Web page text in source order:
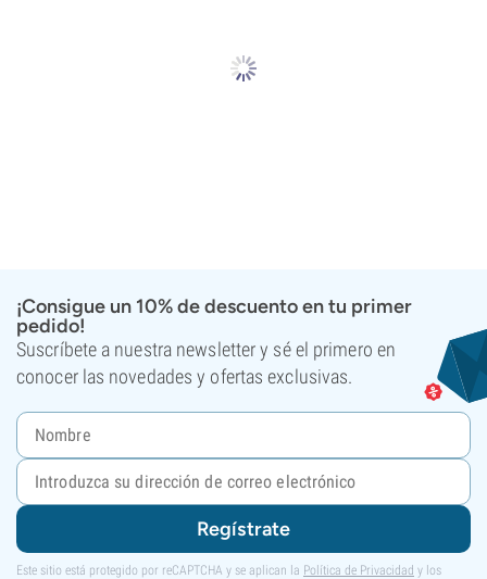
¡Consigue un 10% de descuento en tu primer
pedido!
Suscríbete a nuestra newsletter y sé el primero en
conocer las novedades y ofertas exclusivas.
Regístrate
Este sitio está protegido por reCAPTCHA y se aplican la Política de Privacidad y los